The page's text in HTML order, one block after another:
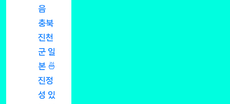
음
충북
진천
군 일
본 🍜
진정
성 있